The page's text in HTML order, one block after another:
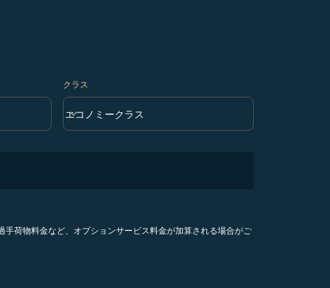
クラス
クラス option エコノミークラス Selected
エコノミークラス
keyboard_arrow_down
荷物料金など、オプションサービス料金が加算される場合がご